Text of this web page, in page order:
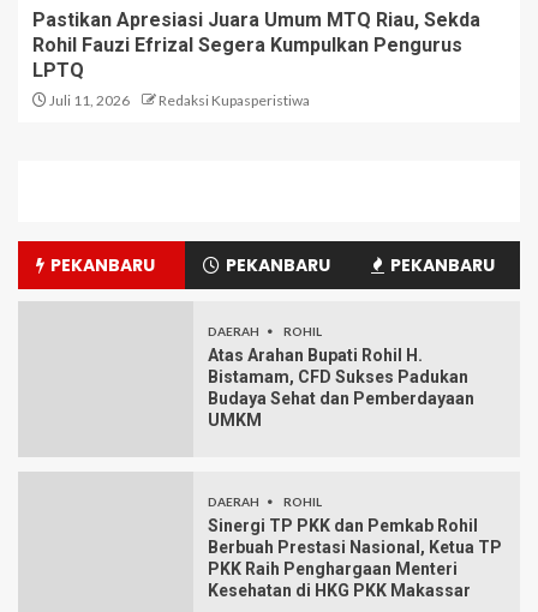
Pastikan Apresiasi Juara Umum MTQ Riau, Sekda
Rohil Fauzi Efrizal Segera Kumpulkan Pengurus
LPTQ
Juli 11, 2026 Redaksi Kupasperistiwa
PEKANBARU PEKANBARU PEKANBARU
DAERAH ROHIL
Atas Arahan Bupati Rohil H.
Bistamam, CFD Sukses Padukan
Budaya Sehat dan Pemberdayaan
UMKM
DAERAH ROHIL
Sinergi TP PKK dan Pemkab Rohil
Berbuah Prestasi Nasional, Ketua TP
PKK Raih Penghargaan Menteri
Kesehatan di HKG PKK Makassar